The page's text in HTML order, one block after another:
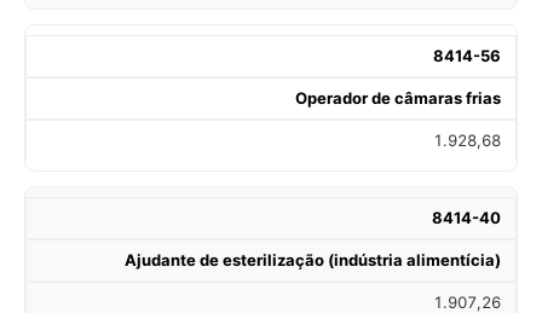
8414-56
Operador de câmaras frias
1.928,68
8414-40
Ajudante de esterilização (indústria alimentícia)
1.907,26